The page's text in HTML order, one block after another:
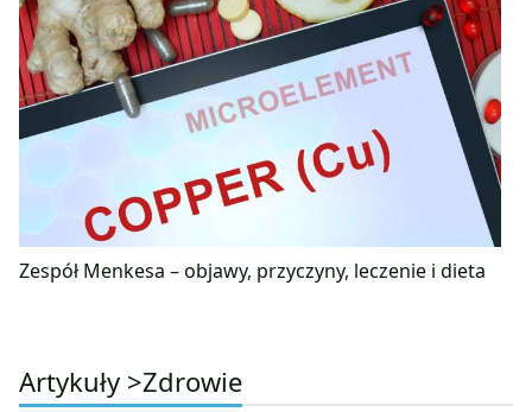
Zespół Menkesa – objawy, przyczyny, leczenie i dieta
Artykuły >Zdrowie